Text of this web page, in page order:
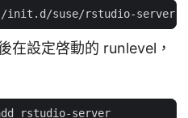
在設定啓動的 runlevel，